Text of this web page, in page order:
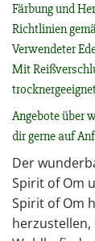
Färbung und
Richtlinien
Verwendeter
Mit
Angebote über
dir gerne auf
Der
Spirit of Om
Spirit of Om